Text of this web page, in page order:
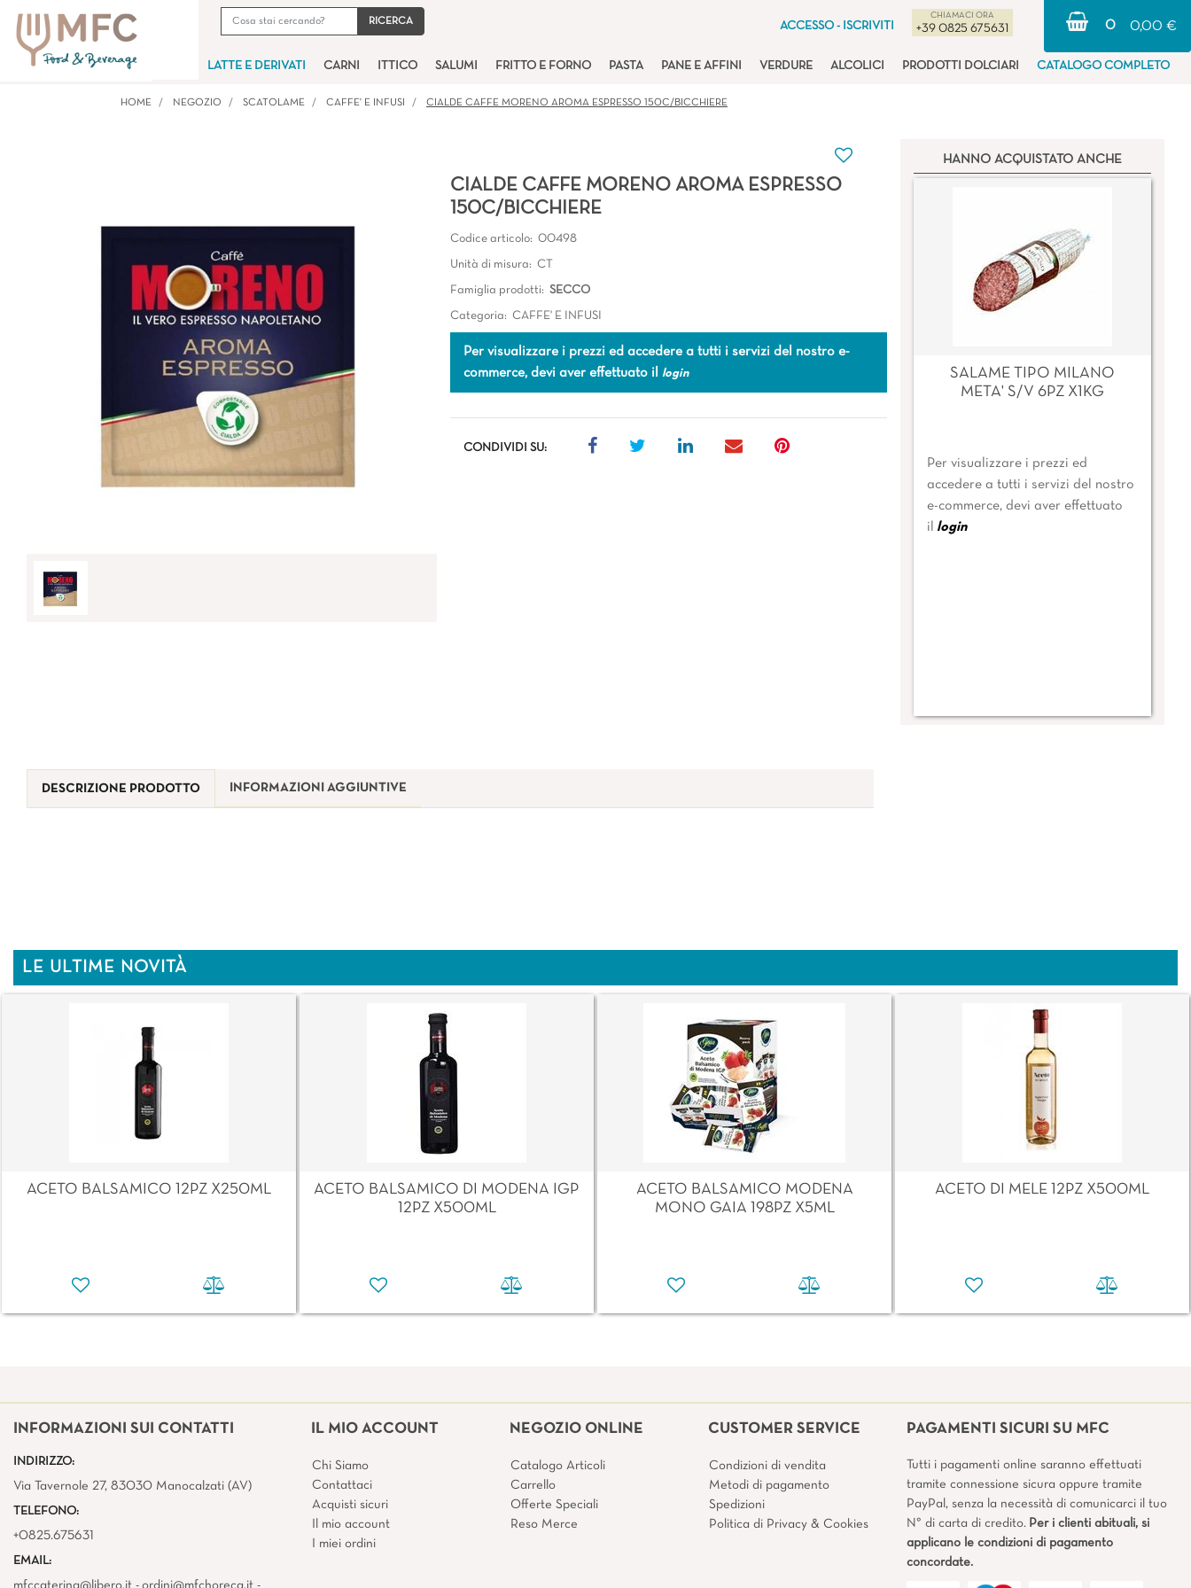
ACCESSO - ISCRIVITI
CHIAMACI ORA
+39 0825 675631 0 0,00 €
LATTE E DERIVATI CARNI ITTICO SALUMI FRITTO E FORNO PASTA PANE E AFFINI VERDURE ALCOLICI PRODOTTI DOLCIARI CATALOGO COMPLETO
HOME NEGOZIO SCATOLAME CAFFE' E INFUSI CIALDE CAFFE MORENO AROMA ESPRESSO 150C/BICCHIERE
CIALDE CAFFE MORENO AROMA ESPRESSO
150C/BICCHIERE
Codice articolo: 00498
Unità di misura: CT
Famiglia prodotti: SECCO
Categoria: CAFFE' E INFUSI
Per visualizzare i prezzi ed accedere a tutti i servizi del nostro e-
commerce, devi aver effettuato il login
CONDIVIDI SU:
HANNO ACQUISTATO ANCHE
SALAME TIPO MILANO
META' S/V 6PZ X1KG
Per visualizzare i prezzi ed
accedere a tutti i servizi del nostro
e-commerce, devi aver effettuato
il
login
DESCRIZIONE PRODOTTO INFORMAZIONI AGGIUNTIVE
LE ULTIME NOVITÀ
ACETO BALSAMICO 12PZ X250ML
ACETO BALSAMICO DI MODENA IGP
12PZ X500ML
ACETO BALSAMICO MODENA
MONO GAIA 198PZ X5ML
ACETO DI MELE 12PZ X500ML
INFORMAZIONI SUI CONTATTI
INDIRIZZO:
Via Tavernole 27, 83030 Manocalzati (AV)
TELEFONO:
+0825.675631
EMAIL:
mfccatering@libero.it - ordini@mfchoreca.it -
IL MIO ACCOUNT
Chi Siamo
Contattaci
Acquisti sicuri
Il mio account
I miei ordini
NEGOZIO ONLINE
Catalogo Articoli
Carrello
Offerte Speciali
Reso Merce
CUSTOMER SERVICE
Condizioni di vendita
Metodi di pagamento
Spedizioni
Politica di Privacy & Cookies
PAGAMENTI SICURI SU MFC
Tutti i pagamenti online saranno effettuati
tramite connessione sicura oppure tramite
PayPal, senza la necessità di comunicarci il tuo
N° di carta di credito. Per i clienti abituali, si
applicano le condizioni di pagamento
concordate.